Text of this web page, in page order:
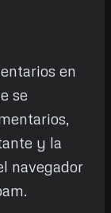
en
se
y la
navegador